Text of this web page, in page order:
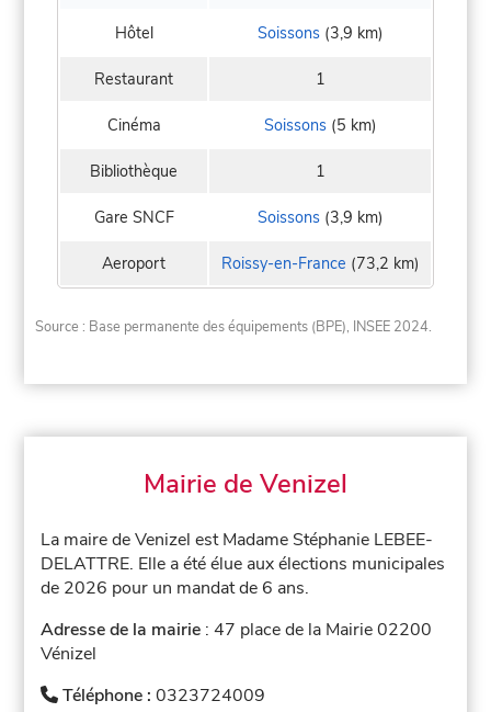
Hôtel Soissons(3,9 km)
Restaurant 1
Cinéma Soissons(5 km)
Bibliothèque 1
Gare SNCF Soissons(3,9 km)
Aeroport Roissy-en-France (73,2 km)
Source : Base permanente des équipements (BPE), INSEE 2024.
Mairie de Venizel
La maire de Venizel est Madame Stéphanie LEBEE-
DELATTRE. Elle a été élue aux élections municipales
de 2026 pour un mandat de 6 ans.
Adresse de la mairie : 47 place de la Mairie 02200
Vénizel
Téléphone :0323724009